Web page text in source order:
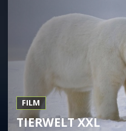
FILM
TIERWELT XXL